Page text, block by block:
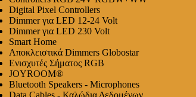
Digital Pixel Controllers
Dimmer για LED 12-24 Volt
Dimmer για LED 230 Volt
Smart Home
Αποκλειστικά Dimmers Globostar
Ενισχυτές Σήματος RGB
JOYROOM®
Bluetooth Speakers - Microphones